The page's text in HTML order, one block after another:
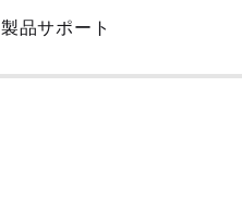
製品サポート